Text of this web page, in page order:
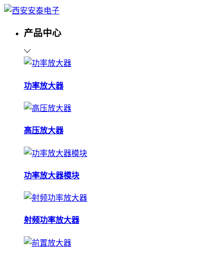
产品中心
功率放大器
高压放大器
功率放大器模块
射频功率放大器